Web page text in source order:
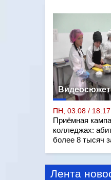
Видеосюжет
ПН, 03.08 / 18:17
Приёмная
колледжах:
более 8 тысяч
Лента